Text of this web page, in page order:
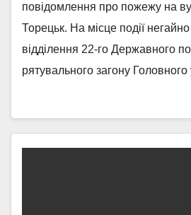
повідомлення про пожежу на
Торецьк. На місце події
відділення 22-го Державного
рятувального загону